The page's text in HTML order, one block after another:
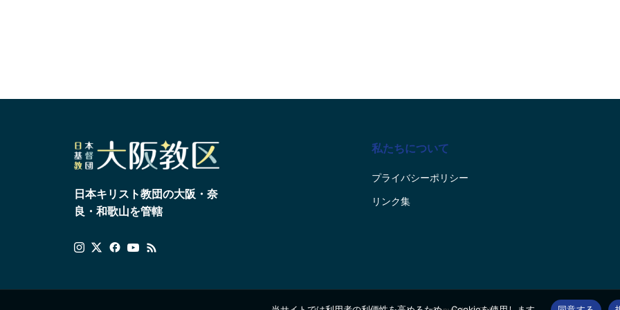
私たちについて
プライバシーポリシー
リンク集
日本キリスト教団の大阪・奈
良・和歌山を管轄